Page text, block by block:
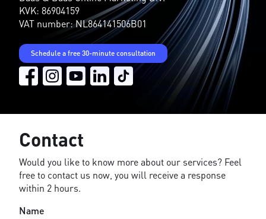
KVK: 86904159
VAT number: NL864141506B01
Schedule a free 30-minute consultation
Contact
Would you like to know more about our services? Feel
free to contact us now, you will receive a response
within 2 hours.
Name